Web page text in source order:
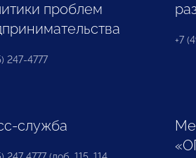
проблем
247-4777
+7
служба